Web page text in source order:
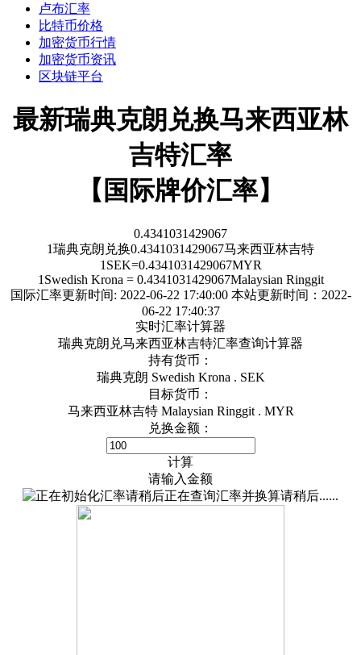
卢布汇率
比特币价格
加密货币行情
加密货币资讯
区块链平台
最新瑞典克朗兑换马来西亚林
吉特汇率
【国际牌价汇率】
0.4341031429067
1瑞典克朗 兑换0.4341031429067马来西亚林吉特
1 SEK=0.4341031429067MYR
1 Swedish Krona = 0.4341031429067Malaysian Ringgit
国际汇率更新时间: 2022-06-22 17:40:00本站更新时间：2022-
06-22 17:40:37
实时汇率计算器
瑞典克朗兑马来西亚林吉特汇率查询计算器
持有货币：
瑞典克朗 Swedish Krona . SEK
目标货币：
马来西亚林吉特 Malaysian Ringgit . MYR
兑换金额：
计算
请输入金额
正在查询汇率并换算请稍后......